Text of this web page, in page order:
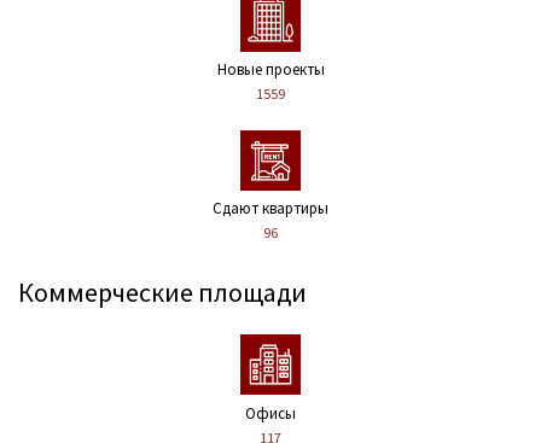
Новые проекты
1559
Сдают квартиры
96
Коммерческие площади
Офисы
117